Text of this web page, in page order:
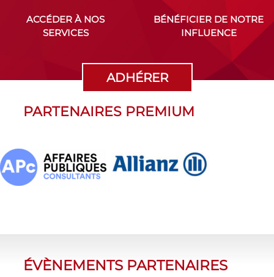
ACCÉDER À NOS
SERVICES
BÉNÉFICIER DE NOTRE
INFLUENCE
ADHÉRER
PARTENAIRES PREMIUM
ÉVÈNEMENTS PARTENAIRES